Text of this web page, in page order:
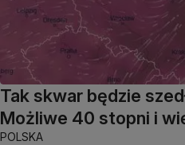
Tak skwar będzie
Możliwe 40 stopni i
POLSKA